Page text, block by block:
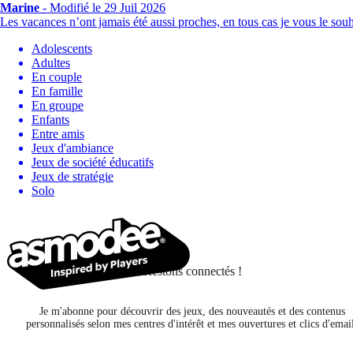
Marine - Modifié le 29 Juil 2026
Les vacances n’ont jamais été aussi proches, en tous cas je vous le
Adolescents
Adultes
En couple
En famille
En groupe
Enfants
Entre amis
Jeux d'ambiance
Jeux de société éducatifs
Jeux de stratégie
Solo
Restons connectés !
Je m'abonne pour découvrir des jeux, des nouveautés et des contenus
personnalisés selon mes centres d'intérêt et mes ouvertures et clics